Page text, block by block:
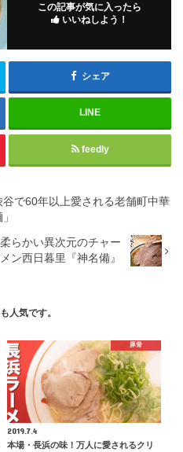
この記事が気に入ったら
いいねしよう！
シェア
LINE
feedly
で60年以上愛される老舗町中華
らかい異次元のチャー
ン西日暮里『神名備』
人気です。
豚骨
2019.7.4
本場・長浜の味！万人に愛されるクリ